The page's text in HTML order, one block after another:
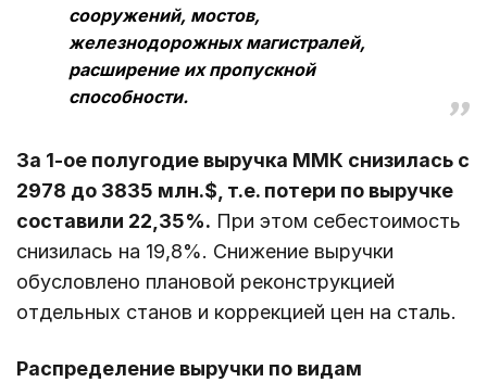
сооружений, мостов,
железнодорожных магистралей,
расширение их пропускной
способности.
За 1-ое полугодие выручка ММК снизилась с
2978 до 3835 млн.$, т.е. потери по выручке
составили 22,35%. При этом себестоимость
снизилась на 19,8%. Снижение выручки
обусловлено плановой реконструкцией
отдельных станов и коррекцией цен на сталь.
Распределение выручки по видам